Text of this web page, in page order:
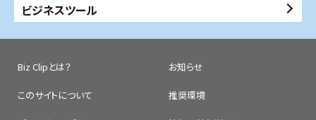
ビジネスツール
Biz Clipとは？ お知らせ
このサイトについて 推奨環境